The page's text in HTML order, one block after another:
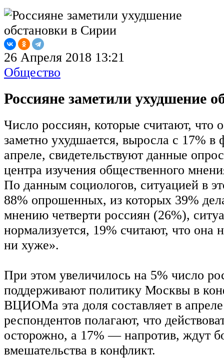
26 Апреля 2018 13:21
Общество
Россияне заметили ухудшение
Число россиян, которые считают, что
заметно ухудшается, выросла с 17% в
апреле, свидетельствуют данные
центра изучения общественного
По данным социологов, ситуацией в
88% опрошенных, из которых 39%
мнению четверти россиян (26%),
нормализуется, 19% считают, что она
ни хуже».
При этом увеличилось на 5% число
поддерживают политику Москвы в
ВЦИОМа эта доля составляет в
респондентов полагают, что
осторожно, а 17% — напротив, ждут
вмешательства в конфликт.